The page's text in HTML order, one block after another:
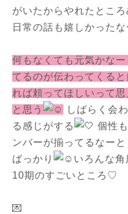
がいたからやれたとこ
日常の話も嬉しかったな
何もなくても元気かな
てるのが伝わってくる
れば頼ってほしいって
と思う
しばらく会
る感じがする
個性
ンバーが揃ってるなー
ばっかり
いろんな
10期のすごいところ♡
💌